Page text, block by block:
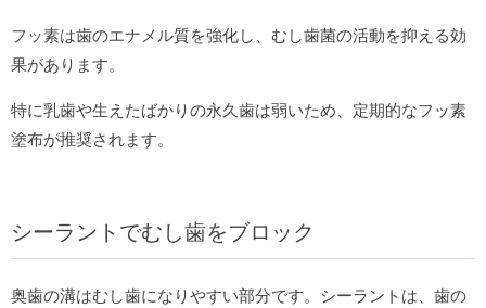
フッ素は歯のエナメル質を強化し、むし歯菌の活動を抑える効
果があります。
特に乳歯や生えたばかりの永久歯は弱いため、定期的なフッ素
塗布が推奨されます。
シーラントでむし歯をブロック
奥歯の溝はむし歯になりやすい部分です。シーラントは、歯の